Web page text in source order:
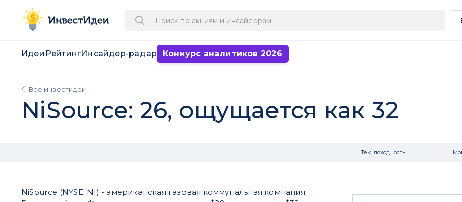
Идеи РейтингИнсайдер-радар Конкурс аналитиков 2026
Все инвестидеи
NiSource: 26, ощущается как 32
Тек. доходность
NiSource (NYSE: NI) - американская газовая коммунальная компания.